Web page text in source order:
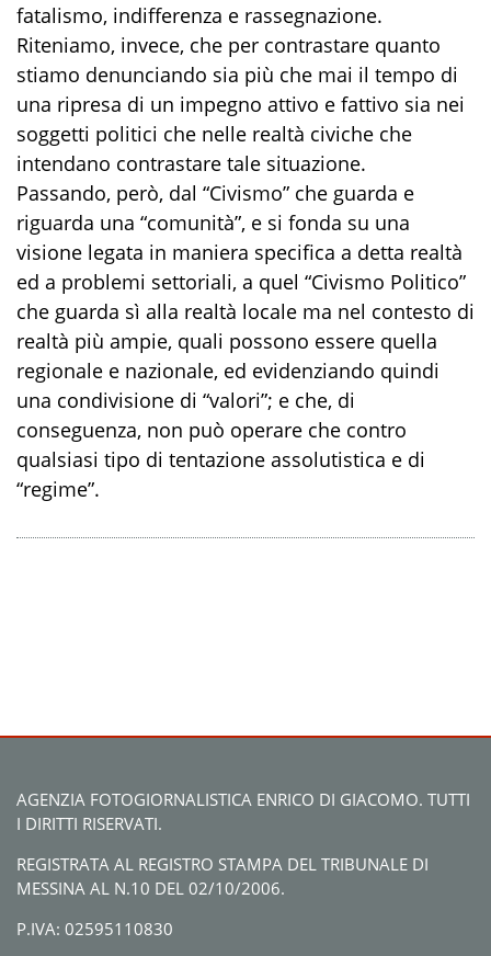
fatalismo, indifferenza e rassegnazione.
Riteniamo, invece, che per contrastare quanto
stiamo denunciando sia più che mai il tempo di
una ripresa di un impegno attivo e fattivo sia nei
soggetti politici che nelle realtà civiche che
intendano contrastare tale situazione.
Passando, però, dal “Civismo” che guarda e
riguarda una “comunità”, e si fonda su una
visione legata in maniera specifica a detta realtà
ed a problemi settoriali, a quel “Civismo Politico”
che guarda sì alla realtà locale ma nel contesto di
realtà più ampie, quali possono essere quella
regionale e nazionale, ed evidenziando quindi
una condivisione di “valori”; e che, di
conseguenza, non può operare che contro
qualsiasi tipo di tentazione assolutistica e di
“regime”.
AGENZIA FOTOGIORNALISTICA ENRICO DI GIACOMO. TUTTI
I DIRITTI RISERVATI.
REGISTRATA AL REGISTRO STAMPA DEL TRIBUNALE DI
MESSINA AL N.10 DEL 02/10/2006.
P.IVA: 02595110830